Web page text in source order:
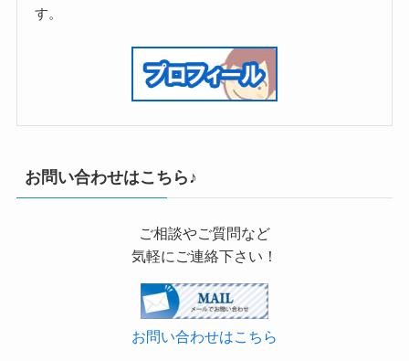
す。
お問い合わせはこちら♪
ご相談やご質問など
気軽にご連絡下さい！
お問い合わせはこちら